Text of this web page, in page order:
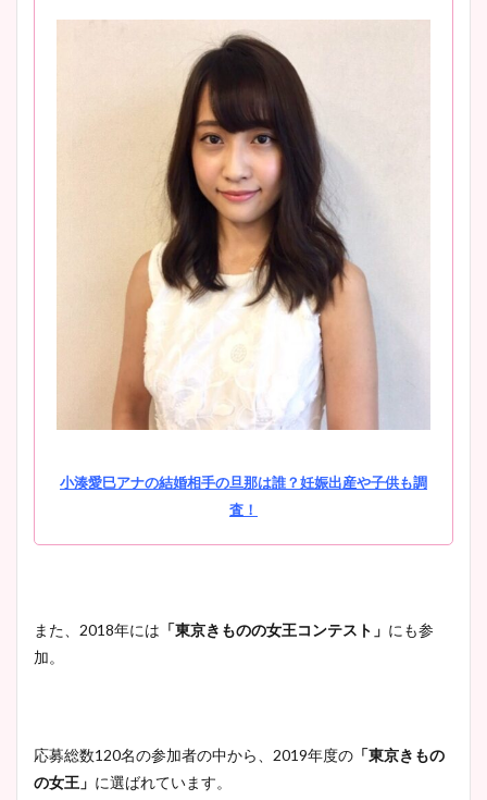
かわいい！カップや水着姿も
まとめた！
小湊愛巳アナの結婚相手の旦那は誰？妊娠出産や子供も調
査！
また、2018年には 「東京きものの女王コンテスト」 にも参
加。
応募総数120名の参加者の中から、2019年度の 「東京きもの
の女王」 に選ばれています。